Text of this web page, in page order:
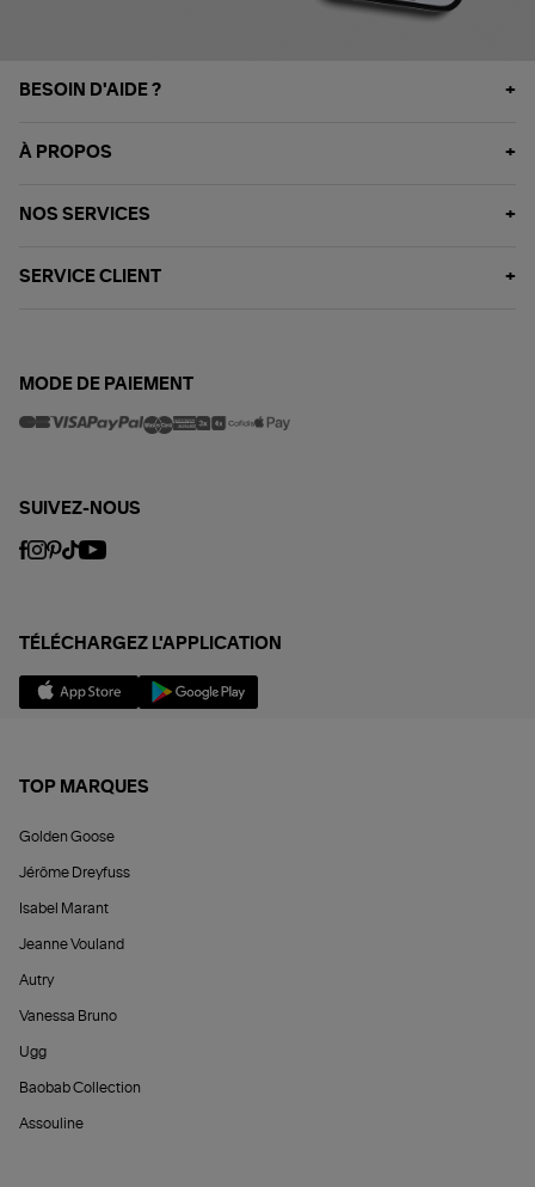
BESOIN D'AIDE ?
À PROPOS
NOS SERVICES
SERVICE CLIENT
MODE DE PAIEMENT
SUIVEZ-NOUS
TÉLÉCHARGEZ L'APPLICATION
TOP MARQUES
Golden Goose
Jérôme Dreyfuss
Isabel Marant
Jeanne Vouland
Autry
Vanessa Bruno
Ugg
Baobab Collection
Assouline